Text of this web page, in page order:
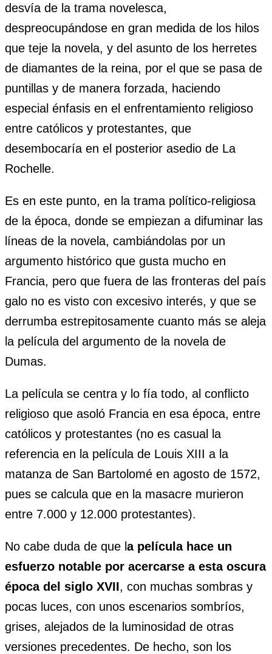
desvía de la trama novelesca,
despreocupándose en gran medida de los hilos
que teje la novela, y del asunto de los herretes
de diamantes de la reina, por el que se pasa de
puntillas y de manera forzada, haciendo
especial énfasis en el enfrentamiento religioso
entre católicos y protestantes, que
desembocaría en el posterior asedio de La
Rochelle.
Es en este punto, en la trama político-religiosa
de la época, donde se empiezan a difuminar las
líneas de la novela, cambiándolas por un
argumento histórico que gusta mucho en
Francia, pero que fuera de las fronteras del país
galo no es visto con excesivo interés, y que se
derrumba estrepitosamente cuanto más se aleja
la película del argumento de la novela de
Dumas.
La película se centra y lo fía todo, al conflicto
religioso que asoló Francia en esa época, entre
católicos y protestantes (no es casual la
referencia en la película de Louis XIII a la
matanza de San Bartolomé en agosto de 1572,
pues se calcula que en la masacre murieron
entre 7.000 y 12.000 protestantes).
No cabe duda de que la película hace un
esfuerzo notable por acercarse a esta oscura
época del siglo XVII, con muchas sombras y
pocas luces, con unos escenarios sombríos,
grises, alejados de la luminosidad de otras
versiones precedentes. De hecho, son los